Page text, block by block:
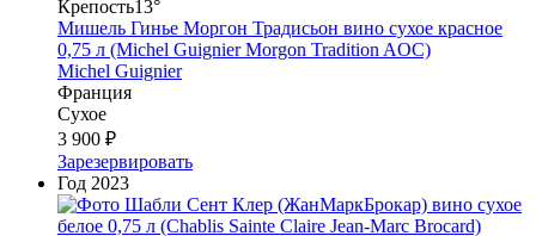
Крепость13°
Мишель Гинье Моргон Традисьон вино сухое красное
0,75 л (Michel Guignier Morgon Tradition AOC)
Michel Guignier
Франция
Сухое
3 900 ₽
Зарезервировать
Год 2023